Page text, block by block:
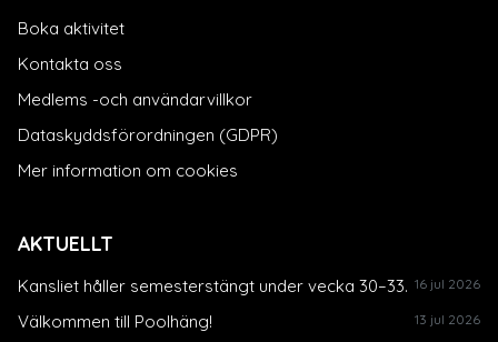
Boka aktivitet
Kontakta oss
Medlems -och användarvillkor
Dataskyddsförordningen (GDPR)
Mer information om cookies
AKTUELLT
Kansliet håller semesterstängt under vecka 30–33. 16 jul 2026
Välkommen till Poolhäng! 13 jul 2026